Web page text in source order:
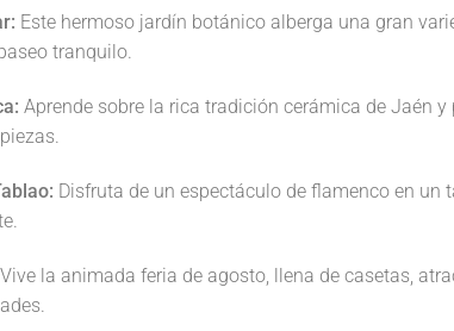
Este hermoso jardín botánico alberga una gran
tranquilo.
Aprende sobre la rica tradición cerámica de Jaén
Disfruta de un espectáculo de flamenco en un
Vive la animada feria de agosto, llena de casetas,